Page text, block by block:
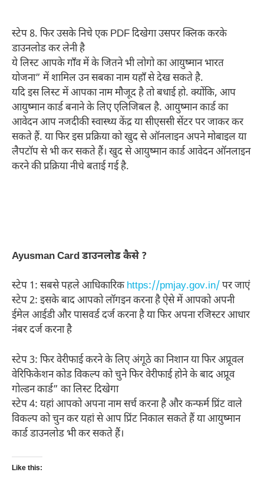
स्टेप 8. फिर उसके निचे एक PDF दिखेगा उसपर क्लिक करके
डाउनलोड कर लेनी है
ये लिस्ट आपके गाँव में के जितने भी लोगो का आयुष्मान भारत
योजना” में शामिल उन सबका नाम यहाँ से देख सकते है.
यदि इस लिस्ट में आपका नाम मौजूद है तो बधाई हो. क्योंकि, आप
आयुष्मान कार्ड बनाने के लिए एलिजिबल है. आयुष्मान कार्ड का
आवेदन आप नजदीकी स्वास्थ्य केंद्र या सीएससी सेंटर पर जाकर कर
सकते हैं. या फिर इस प्रक्रिया को खुद से ऑनलाइन अपने मोबाइल या
लैपटॉप से भी कर सकते हैं। खुद से आयुष्मान कार्ड आवेदन ऑनलाइन
करने की प्रक्रिया नीचे बताई गई है.
Ayusman Card डाउनलोड कैसे ?
स्टेप 1: सबसे पहले आधिकारिकhttps://pmjay.gov.in/ पर जाएं
स्टेप 2: इसके बाद आपको लॉगइन करना है ऐसे में आपको अपनी
ईमेल आईडी और पासवर्ड दर्ज करना है या फिर अपना रजिस्टर आधार
नंबर दर्ज करना है
स्टेप 3: फिर वेरीफाई करने के लिए अंगूठे का निशान या फिर अप्रूवल
वेरिफिकेशन कोड विकल्प को चुने फिर वेरीफाई होने के बाद अप्रूव
गोल्डन कार्ड” का लिस्ट दिखेगा
स्टेप 4: यहां आपको अपना नाम सर्च करना है और कन्फर्म प्रिंट वाले
विकल्प को चुन कर यहां से आप प्रिंट निकाल सकते हैं या आयुष्मान
कार्ड डाउनलोड भी कर सकते हैं।
Like this: